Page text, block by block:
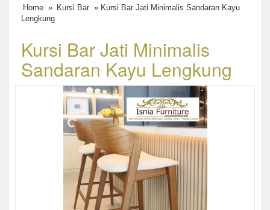
Home » Kursi Bar » Kursi Bar Jati Minimalis Sandaran Kayu
Lengkung
Kursi Bar Jati Minimalis
Sandaran Kayu Lengkung